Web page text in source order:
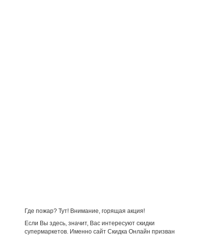
Где пожар? Тут! Внимание, горящая акция!
Если Вы здесь, значит, Вас интересуют скидки
супермаркетов. Именно сайт Скидка Онлайн призван